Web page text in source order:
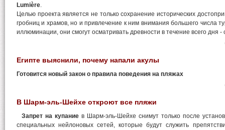
Lumière.
Целью проекта является не только сохранение исторических
гробниц и храмов, но и привлечение к ним внимания большего числа
иллюминации, они смогут осматривать древности в течение всего дня -
Египте выяснили, почему напали акулы
Готовится новый закон о правила поведения на пляжах
В Шарм-эль-Шейхе откроют все пляжи
Запрет на купание в Шарм-эль-Шейхе снимут только после
специальных нейлоновых сетей, которые будут служить